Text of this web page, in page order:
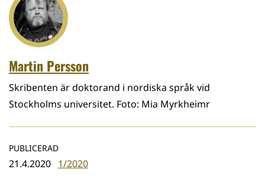
Martin Persson
Skribenten är doktorand i nordiska språk vid
Stockholms universitet. Foto: Mia Myrkheimr
PUBLICERAD
21.4.2020 1/2020